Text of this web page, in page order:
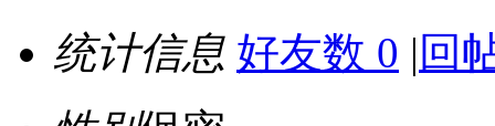
统计信息 好友数 0 | 回